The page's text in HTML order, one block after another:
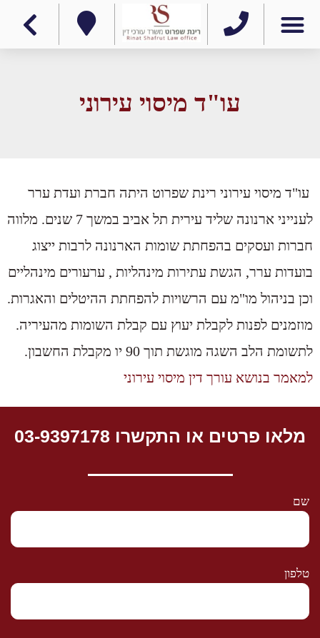
עו"ד מיסוי עירוני
עו"ד מיסוי עירוני רינת שפרוט היתה חברת ועדת ערר
לענייני ארנונה שליד עירית תל אביב במשך 7 שנים. מלווה
חברות ועסקים בהפחתת שומות הארנונה לרבות ייצוג
בועדות ערר, הגשת עתירות מינהליות , ערעורים מינהליים
וכן בניהול מו"מ עם הרשויות להפחתת ההיטלים והאגרות.
מוזמנים לפנות לקבלת יעוץ עם קבלת השומות מהעיריה.
לתשומת הלב השגה מוגשת תוך 90 יו מקבלת החשבון.
למאמר בנושא עורך דין מיסוי עירוני
מלאו פרטים או התקשרו 03-9397178
שם
טלפון